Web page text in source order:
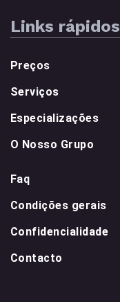
Links rápidos
Preços
Serviços
Especializações
O Nosso Grupo
Faq
Condições gerais
Confidencialidade
Contacto